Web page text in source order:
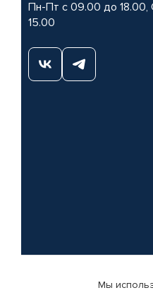
Пн-Пт с 09.00 до 18.00,
15.00
© КАМАЗ ЦЕНТР ДОНЕЦК,
Мы